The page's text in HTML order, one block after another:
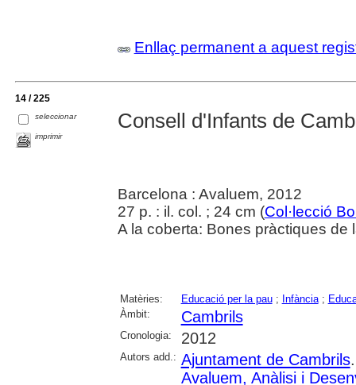
Enllaç permanent a aquest
14 / 225
seleccionar
imprimir
Consell d'Infants de
Barcelona : Avaluem, 2012
27 p. : il. col. ; 24 cm (Col·lecció
A la coberta: Bones pràctiques de
Matèries: Educació per la pau; Infància;
Àmbit:
Cambrils
Cronologia: 2012
Autors add.: Ajuntament de Cambrils
Avaluem, Anàlisi i